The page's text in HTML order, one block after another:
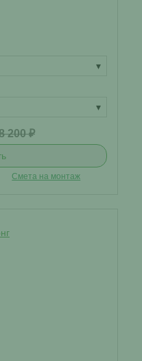
▾
▾
200 ₽
Смета на монтаж